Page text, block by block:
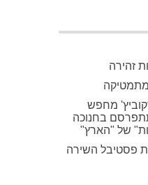
זהירה
מחפש
בחנוכה
של "הארץ"
פסטיבל השירה